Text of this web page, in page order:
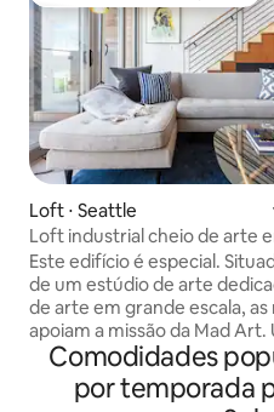
Loft ⋅ Seattle
Loft industrial cheio de arte
Lake Union
Este edifício é especial.
de um estúdio de arte
de arte em grande escala, as
apoiam a missão da Mad Art.
lofts de 2 andares, este
pés quadrados (70 metros
além de um deck e acesso a
Comodidades
por temporada